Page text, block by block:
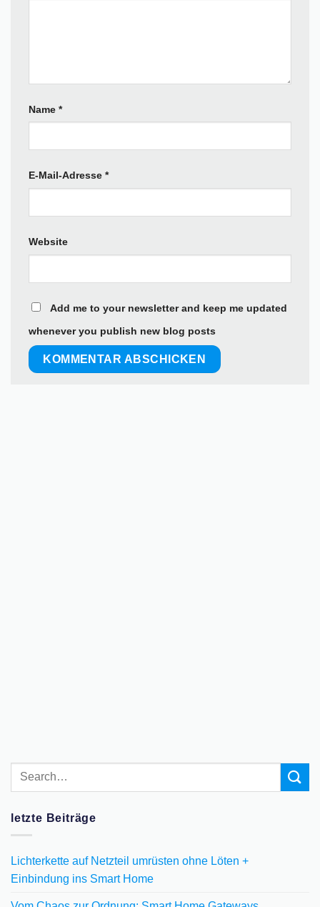
Name *
E-Mail-Adresse *
Website
Add me to your newsletter and keep me updated
whenever you publish new blog posts
letzte Beiträge
Lichterkette auf Netzteil umrüsten ohne Löten +
Einbindung ins Smart Home